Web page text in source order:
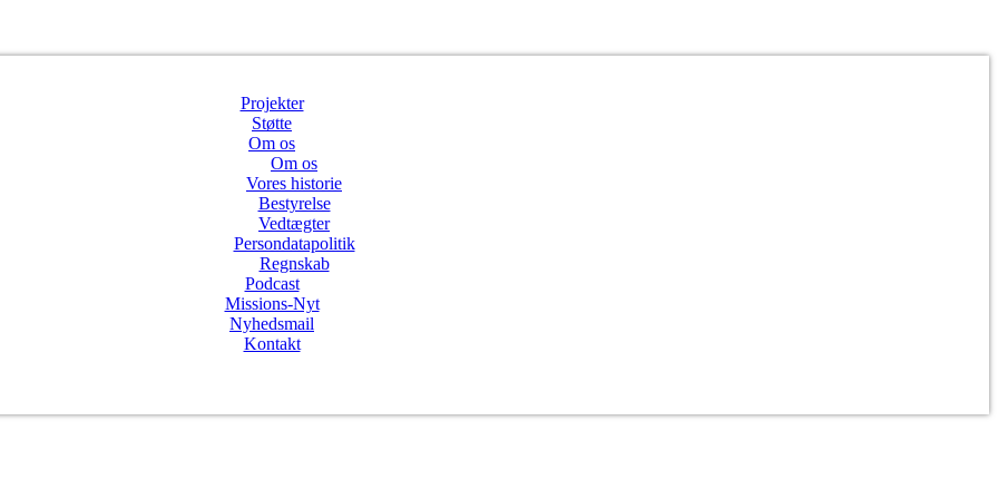
Projekter
Støtte
Om os
Om os
Vores historie
Bestyrelse
Vedtægter
Persondatapolitik
Regnskab
Podcast
Missions-Nyt
Nyhedsmail
Kontakt